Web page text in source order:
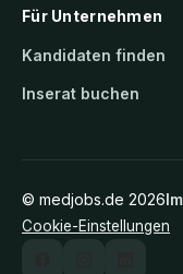
Für Unternehmen
Kandidaten finden
Inserat buchen
© medjobs.de 2026
Cookie-Einstellungen